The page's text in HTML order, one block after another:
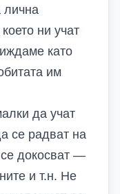
лична
ни учат
като
им
да учат
се радват на
докосват —
и т.н. Не